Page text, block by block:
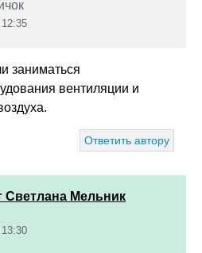
заниматься
вентиляции и
Ответить автору
Светлана Мельник